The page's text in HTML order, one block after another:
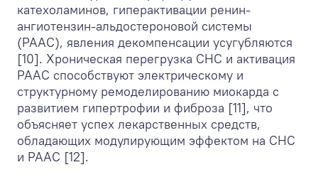
катехоламинов, гиперактивации ренин-
ангиотензин-альдостероновой системы
(РААС), явления декомпенсации усугубляются
[10]. Хроническая перегрузка СНС и активация
РААС способствуют электрическому и
структурному ремоделированию миокарда с
развитием гипертрофии и фиброза [11], что
объясняет успех лекарственных средств,
обладающих модулирующим эффектом на СНС
и РААС [12].